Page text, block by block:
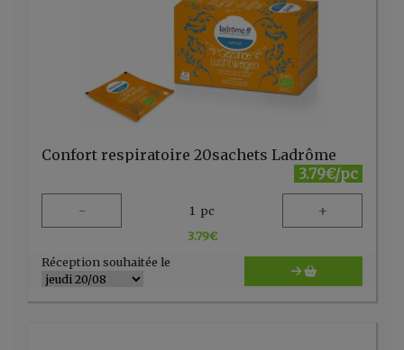
Confort respiratoire 20sachets Ladrôme
3.79€/pc
- 1 pc +
3.79€
Réception souhaitée le